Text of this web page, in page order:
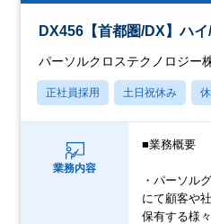
DX456【首都圏/DX】ハ
パーソルクロステクノロジー
正社員採用 土日祝休み
業務内容
■業務概要
・パーソル
にて顧客や
保有する様